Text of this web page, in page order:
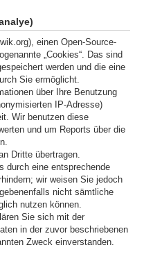
einen Open-Source-
„Cookies“. Das sind
werden und die eine
Sie ermöglicht.
über Ihre Benutzung
IP-Adresse)
Wir benutzen diese
und um Reports über die
Dritte übertragen.
durch eine entsprechende
wir weisen Sie jedoch
nicht sämtliche
nutzen können.
Sie sich mit der
in der zuvor beschriebenen
Zweck einverstanden.